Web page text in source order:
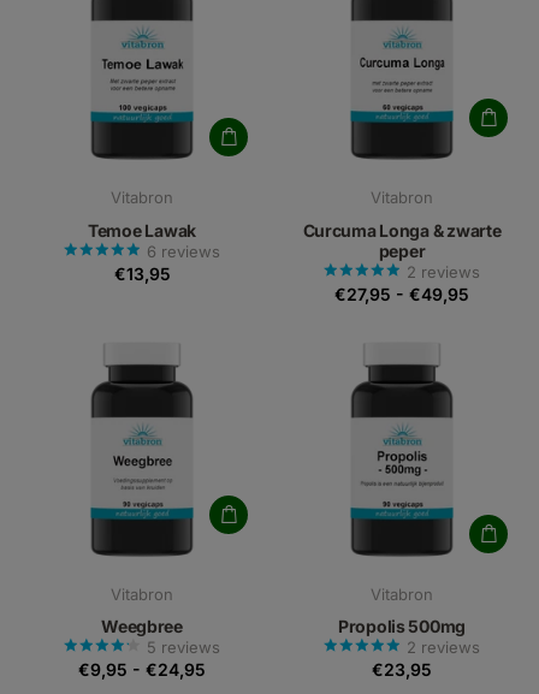
Vitabron
Temoe Lawak
6 reviews
€13,95
Vitabron
Curcuma Longa & zwarte
peper
2 reviews
€27,95 - €49,95
Vitabron
Weegbree
5 reviews
€9,95 - €24,95
Vitabron
Propolis 500mg
2 reviews
€23,95